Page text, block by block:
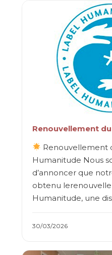
Renouvellement
Renouvellement
Humanitude Nous
d’annoncer que
obtenu
Humanitude, une
30/03/2026